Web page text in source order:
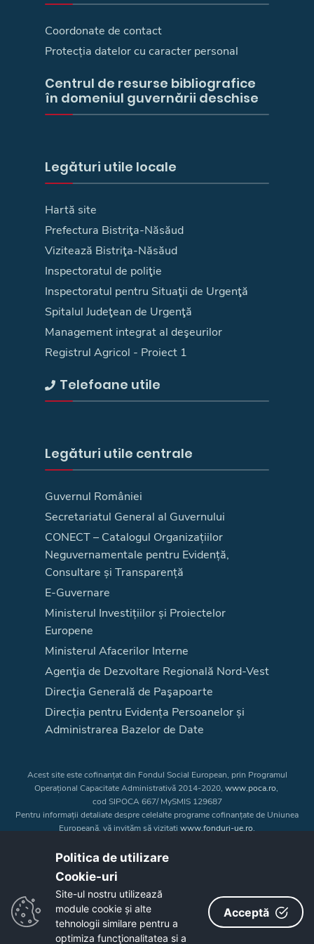
Coordonate de contact
Protecția datelor cu caracter personal
Centrul de resurse bibliografice
în domeniul guvernării deschise
Legături utile locale
Hartă site
Prefectura Bistriţa-Năsăud
Vizitează Bistriţa-Năsăud
Inspectoratul de poliţie
Inspectoratul pentru Situaţii de Urgenţă
Spitalul Judeţean de Urgenţă
Management integrat al deşeurilor
Registrul Agricol - Proiect 1
Telefoane utile
Legături utile centrale
Guvernul României
Secretariatul General al Guvernului
CONECT – Catalogul Organizațiilor
Neguvernamentale pentru Evidență,
Consultare și Transparență
E-Guvernare
Ministerul Investițiilor și Proiectelor
Europene
Ministerul Afacerilor Interne
Agenţia de Dezvoltare Regională Nord-Vest
Direcţia Generală de Paşapoarte
Direcția pentru Evidența Persoanelor și
Administrarea Bazelor de Date
Acest site este cofinanțat din Fondul Social European, prin Programul
Operațional Capacitate Administrativă 2014-2020, www.poca.ro,
cod SIPOCA 667/ MySMIS 129687
Pentru informații detaliate despre celelalte programe cofinanțate de Uniunea
Europeană, vă invităm să vizitațiwww.fonduri-ue.ro.
a Uniunii Europene. Întreaga responsabilitate asupra
Copyright © 2026 - Consiliul Judeţean Bistrița-Năsăud
Politica de utilizare
Cookie-uri‎
Site-ul nostru utilizează
module cookie și alte
tehnologii similare pentru a
optimiza funcţionalitatea si a
Acceptă